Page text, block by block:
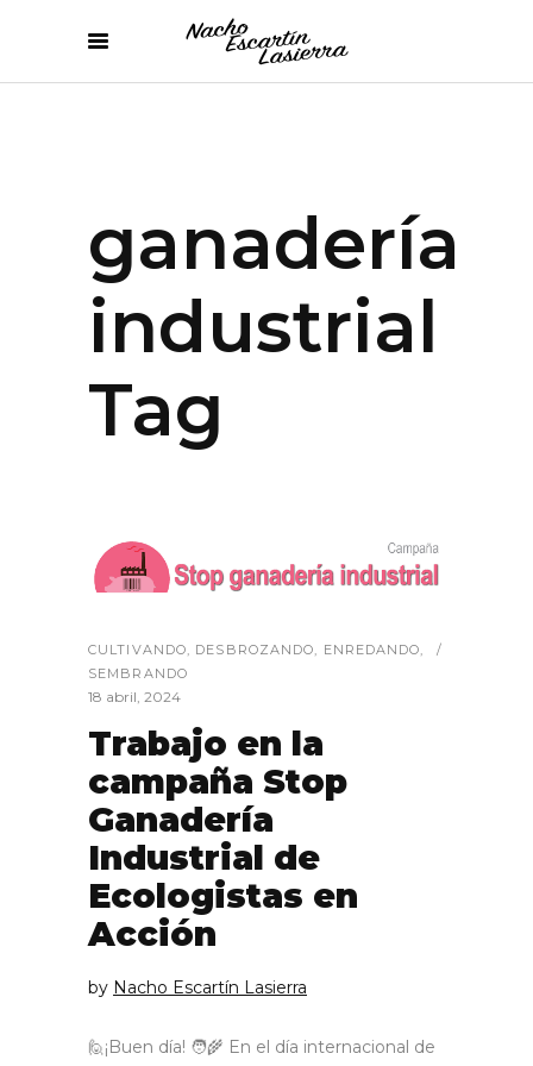
ganadería
industrial
Tag
CULTIVANDO, DESBROZANDO, ENREDANDO,
SEMBRANDO
18 abril, 2024
Trabajo en la
campaña Stop
Ganadería
Industrial de
Ecologistas en
Acción
by Nacho Escartín Lasierra
🙋¡Buen día! 🧑‍🌾 En el día internacional de